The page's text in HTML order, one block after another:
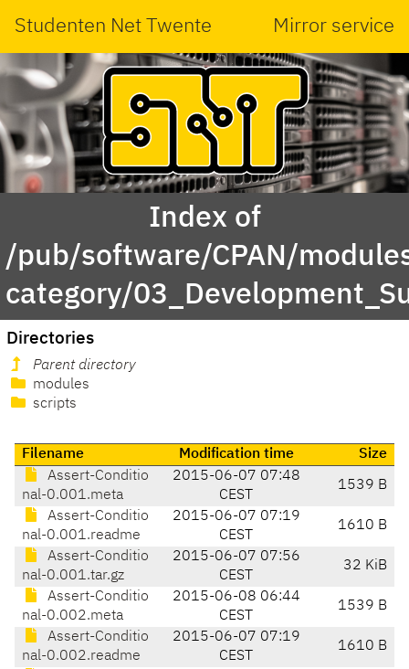
Studenten Net Twente Mirror service
Index of
/pub/software/CPAN/
category/
Directories
Parent directory
modules
scripts
Filename Modification time
Size
Assert-Conditio
nal-0.001.meta
2015-06-07 07:48
CEST
1539 B
Assert-Conditio
nal-0.001.readme
2015-06-07 07:19
CEST
1610 B
Assert-Conditio
nal-0.001.tar.gz
2015-06-07 07:56
CEST
32 KiB
Assert-Conditio
nal-0.002.meta
2015-06-08 06:44
CEST
1539 B
Assert-Conditio
nal-0.002.readme
2015-06-07 07:19
CEST
1610 B